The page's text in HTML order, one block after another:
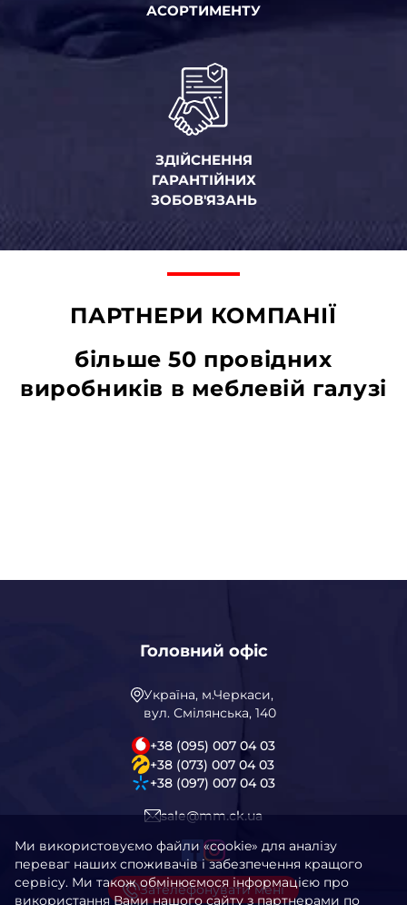
АСОРТИМЕНТУ
ЗДІЙСНЕННЯ
ГАРАНТІЙНИХ
ЗОБОВ'ЯЗАНЬ
ПАРТНЕРИ КОМПАНІЇ
більше 50 провідних
виробників в меблевій галузі
Головний офіс
Україна, м.Черкаси,
вул. Смілянська, 140
+38 (095) 007 04 03
+38 (073) 007 04 03
+38 (097) 007 04 03
sale@mm.ck.ua
Зателефонувати мені
Ми використовуємо файли «cookie» для аналізу
переваг наших споживачів і забезпечення кращого
сервісу. Ми також обмінюємося інформацією про
використання Вами нашого сайту з партнерами по